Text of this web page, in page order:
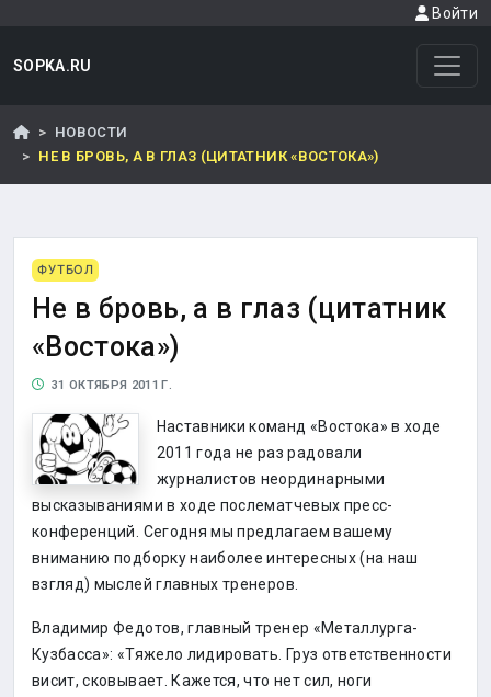
Войти
SOPKA.RU
НОВОСТИ
НЕ В БРОВЬ, А В ГЛАЗ (ЦИТАТНИК «ВОСТОКА»)
ФУТБОЛ
Не в бровь, а в глаз (цитатник
«Востока»)
31 ОКТЯБРЯ 2011 Г.
Наставники команд «Востока» в ходе
2011 года не раз радовали
журналистов неординарными
высказываниями в ходе послематчевых пресс-
конференций. Сегодня мы предлагаем вашему
вниманию подборку наиболее интересных (на наш
взгляд) мыслей главных тренеров.
Владимир Федотов, главный тренер «Металлурга-
Кузбасса»: «Тяжело лидировать. Груз ответственности
висит, сковывает. Кажется, что нет сил, ноги